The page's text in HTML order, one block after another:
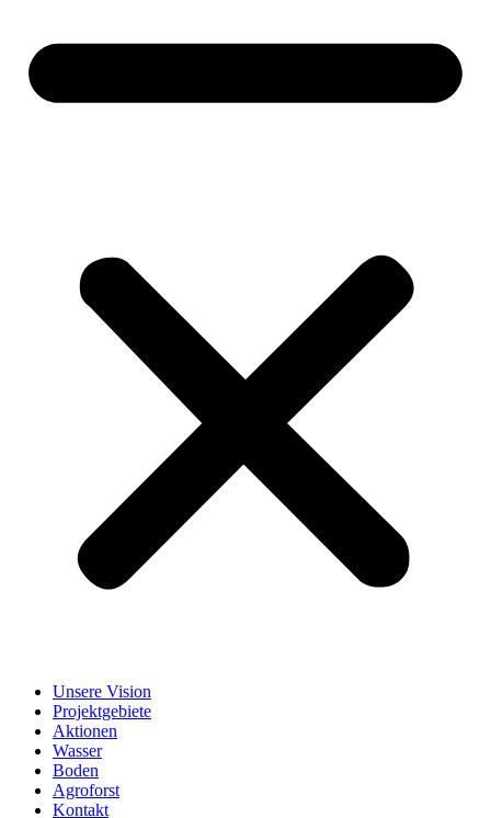
Unsere Vision
Projektgebiete
Aktionen
Wasser
Boden
Agroforst
Kontakt